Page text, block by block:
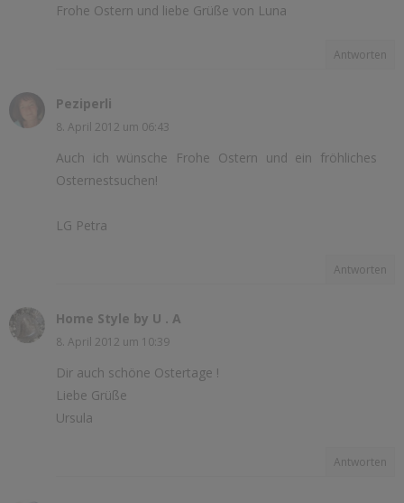
Frohe Ostern und liebe Grüße von Luna
Antworten
Peziperli
8. April 2012 um 06:43
Auch ich wünsche Frohe Ostern und ein fröhliches
Osternestsuchen!
LG Petra
Antworten
Home Style by U . A
8. April 2012 um 10:39
Dir auch schöne Ostertage !
Liebe Grüße
Ursula
Antworten